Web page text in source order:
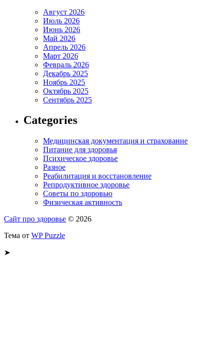
Август 2026
Июль 2026
Июнь 2026
Май 2026
Апрель 2026
Март 2026
Февраль 2026
Декабрь 2025
Ноябрь 2025
Октябрь 2025
Сентябрь 2025
Categories
Медицинская документация и страхование
Питание для здоровья
Психическое здоровье
Разное
Реабилитация и восстановление
Репродуктивное здоровье
Советы по здоровью
Физическая активность
Сайт про здоровье © 2026
Тема от WP Puzzle
➤